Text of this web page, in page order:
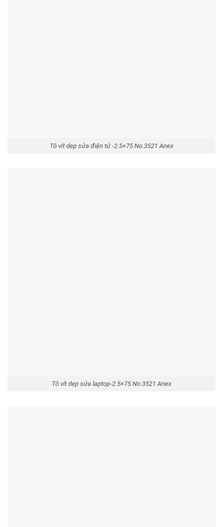
Tô vít dẹp sửa điện tử -2.5×75 No.3521 Anex
Tô vít dẹp sửa laptop-2.5×75 No.3521 Anex